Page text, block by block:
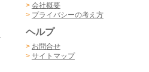
> 会社概要
> プライバシーの考え方
ヘルプ
> お問合せ
> サイトマップ